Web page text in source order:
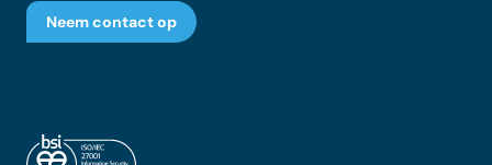
Neem contact op